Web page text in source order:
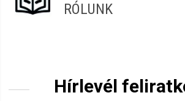
RÓLUNK
Hírlevél